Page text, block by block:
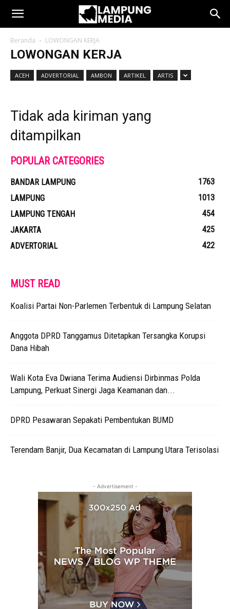
Beranda LOWONGAN KERJA
LOWONGAN KERJA
ACEH ADVERTORIAL AMBON ARTIKEL ARTIS
Tidak ada kiriman yang
ditampilkan
POPULAR CATEGORIES
BANDAR LAMPUNG
1763
LAMPUNG
1013
LAMPUNG TENGAH
454
JAKARTA
425
ADVERTORIAL
422
MUST READ
Koalisi Partai Non-Parlemen Terbentuk di Lampung Selatan
Anggota DPRD Tanggamus Ditetapkan Tersangka Korupsi
Dana Hibah
Wali Kota Eva Dwiana Terima Audiensi Dirbinmas Polda
Lampung, Perkuat Sinergi Jaga Keamanan dan...
DPRD Pesawaran Sepakati Pembentukan BUMD
Terendam Banjir, Dua Kecamatan di Lampung Utara Terisolasi
- Advertisement -